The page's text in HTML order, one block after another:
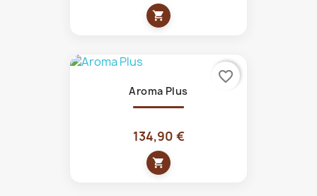
shopping_cart
Aroma Plus
134,90 €
shopping_cart
favorite_border